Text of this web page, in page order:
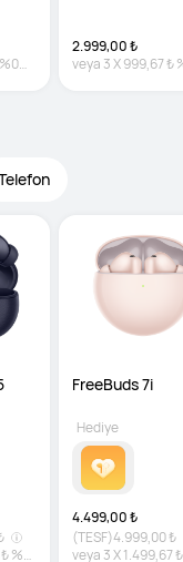
%0
2.999,00 ₺
veya 3X999,67 ₺
%0
FreeBuds 7i
4.499,00 ₺
(TESF)4.999,00 ₺
veya 3X1.499,67 ₺
Hediye